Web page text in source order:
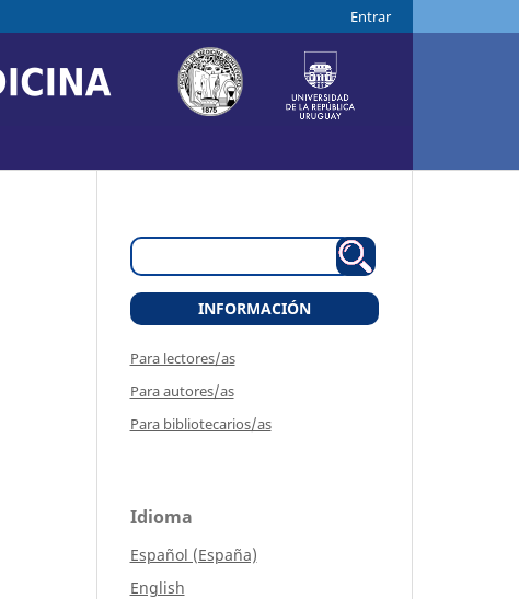
Entrar
INFORMACIÓN
Para lectores/as
Para autores/as
Para bibliotecarios/as
Idioma
Español (España)
English